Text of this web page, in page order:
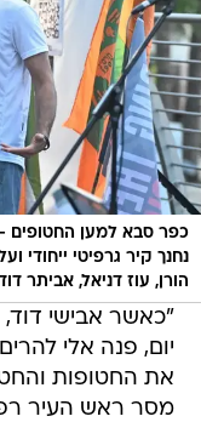
כפר סבא למען החטופים
נחנך קיר גרפיטי ייחודי
הורן, עוז דניאל, אביתר
יום, פנה אלי
את החטופות
מסר ראש העיר